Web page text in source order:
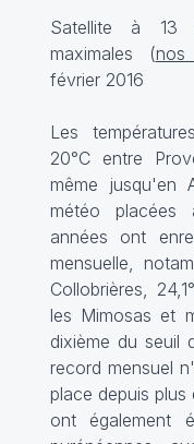
Satellite à
maximales (nos
février 2016
Les
20°C entre
même jusqu'en
météo
années ont
mensuelle,
Collobrières,
les Mimosas et
dixième du seuil
record mensuel
place depuis
ont également